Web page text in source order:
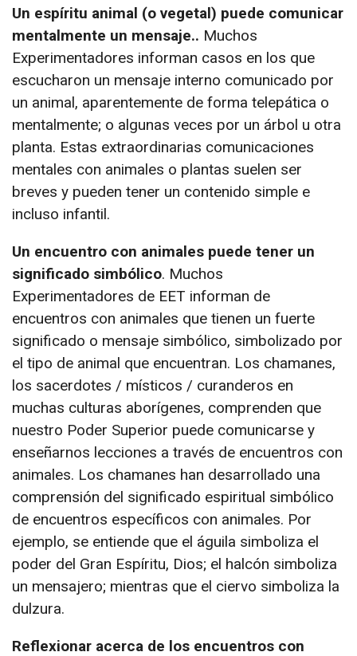
Un espíritu animal (o vegetal) puede comunicar
mentalmente un mensaje.. Muchos
Experimentadores informan casos en los que
escucharon un mensaje interno comunicado por
un animal, aparentemente de forma telepática o
mentalmente; o algunas veces por un árbol u otra
planta. Estas extraordinarias comunicaciones
mentales con animales o plantas suelen ser
breves y pueden tener un contenido simple e
incluso infantil.
Un encuentro con animales puede tener un
significado simbólico. Muchos
Experimentadores de EET informan de
encuentros con animales que tienen un fuerte
significado o mensaje simbólico, simbolizado por
el tipo de animal que encuentran. Los chamanes,
los sacerdotes / místicos / curanderos en
muchas culturas aborígenes, comprenden que
nuestro Poder Superior puede comunicarse y
enseñarnos lecciones a través de encuentros con
animales. Los chamanes han desarrollado una
comprensión del significado espiritual simbólico
de encuentros específicos con animales. Por
ejemplo, se entiende que el águila simboliza el
poder del Gran Espíritu, Dios; el halcón simboliza
un mensajero; mientras que el ciervo simboliza la
dulzura.
Reflexionar acerca de los encuentros con